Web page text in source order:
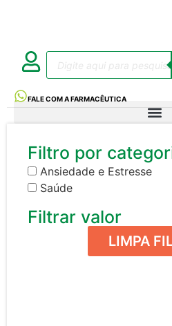
FALE COM A FARMACÊUTICA
Filtro por
Ansiedade e Estresse
Saúde
Filtrar valor
LIMPA